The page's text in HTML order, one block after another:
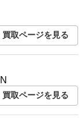
買取ページを見る
買取ページを見る